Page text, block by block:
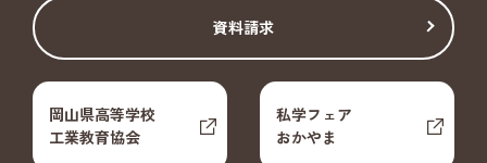
資料請求
岡山県高等学校
工業教育協会
私学フェア
おかやま